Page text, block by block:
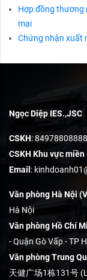
Hợp đồng thương
mại
Chứng nhận xuất
Ngọc Diệp IES.,JSC
CSKH: 84978808888
CSKH Khu vực miền
Email :
Văn phòng Hà Nội
Hà Nội
Văn phòng Hồ Chí
- Quận Gò Vấp - TP
Văn phòng Trung
天健广场1栋131号